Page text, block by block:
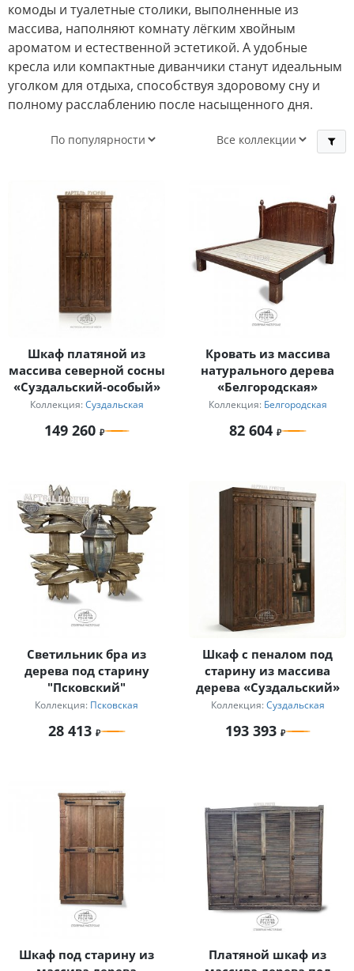
комоды и туалетные столики, выполненные из
массива, наполняют комнату лёгким хвойным
ароматом и естественной эстетикой. А удобные
кресла или компактные диванчики станут идеальным
уголком для отдыха, способствуя здоровому сну и
полному расслаблению после насыщенного дня.
Шкаф платяной из
массива северной сосны
«Суздальский-особый»
Коллекция: Суздальская
149 260
Кровать из массива
натурального дерева
«Белгородская»
Коллекция: Белгородская
82 604
Светильник бра из
дерева под старину
"Псковский"
Коллекция: Псковская
28 413
Шкаф с пеналом под
старину из массива
дерева «Суздальский»
Коллекция: Суздальская
193 393
Шкаф под старину из
Платяной шкаф из